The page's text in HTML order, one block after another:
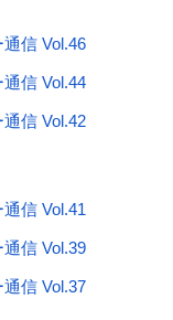
信 Vol.46
信 Vol.44
信 Vol.42
信 Vol.41
信 Vol.39
信 Vol.37